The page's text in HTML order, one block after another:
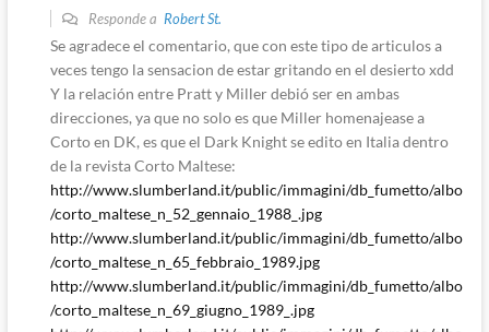
Responde a Robert St.
Se agradece el comentario, que con este tipo de articulos a
veces tengo la sensacion de estar gritando en el desierto xdd
Y la relación entre Pratt y Miller debió ser en ambas
direcciones, ya que no solo es que Miller homenajease a
Corto en DK, es que el Dark Knight se edito en Italia dentro
de la revista Corto Maltese:
http://www.slumberland.it/public/immagini/db_fumetto/albo
/corto_maltese_n_52_gennaio_1988_.jpg
http://www.slumberland.it/public/immagini/db_fumetto/albo
/corto_maltese_n_65_febbraio_1989.jpg
http://www.slumberland.it/public/immagini/db_fumetto/albo
/corto_maltese_n_69_giugno_1989_.jpg